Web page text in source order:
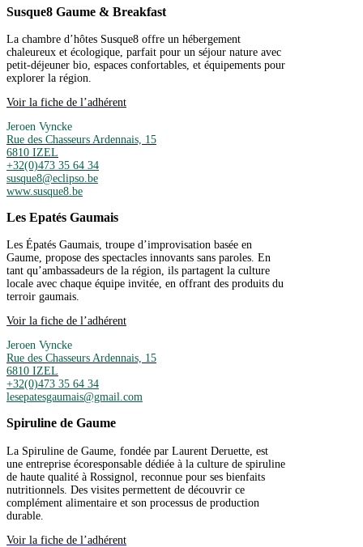
Susque8 Gaume & Breakfast
La chambre d’hôtes Susque8 offre un hébergement
chaleureux et écologique, parfait pour un séjour nature avec
petit-déjeuner bio, espaces confortables, et équipements pour
explorer la région.
Voir la fiche de l’adhérent
Jeroen Vyncke
Rue des Chasseurs Ardennais, 15
6810 IZEL
+32(0)473 35 64 34
susque8@eclipso.be
www.susque8.be
Les Epatés Gaumais
Les Épatés Gaumais, troupe d’improvisation basée en
Gaume, propose des spectacles innovants sans paroles. En
tant qu’ambassadeurs de la région, ils partagent la culture
locale avec chaque équipe invitée, en offrant des produits du
terroir gaumais.
Voir la fiche de l’adhérent
Jeroen Vyncke
Rue des Chasseurs Ardennais, 15
6810 IZEL
+32(0)473 35 64 34
lesepatesgaumais@gmail.com
Spiruline de Gaume
La Spiruline de Gaume, fondée par Laurent Deruette, est
une entreprise écoresponsable dédiée à la culture de spiruline
de haute qualité à Rossignol, reconnue pour ses bienfaits
nutritionnels. Des visites permettent de découvrir ce
complément alimentaire et son processus de production
durable.
Voir la fiche de l’adhérent